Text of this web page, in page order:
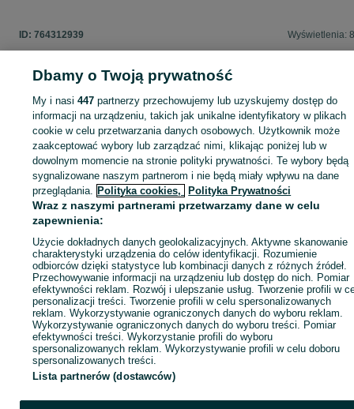
ID: 764312939 Wyświetlenia:
Zaloguj się lub załóż konto na OLX, aby skontaktować się z
sprzedającym
Zaloguj się / Załóż konto
Kup
Dbamy o Twoją prywatność
My i nasi447 partnerzy przechowujemy lub uzyskujemy dostęp do
informacji na urządzeniu, takich jak unikalne identyfikatory w plikach
cookie w celu przetwarzania danych osobowych. Użytkownik może
zaakceptować wybory lub zarządzać nimi, klikając poniżej lub w
dowolnym momencie na stronie polityki prywatności. Te wybory będą
sygnalizowane naszym partnerom i nie będą miały wpływu na dane
przeglądania. Polityka cookies, Polityka Prywatności
Wraz z naszymi partnerami przetwarzamy dane w celu
zapewnienia:
Użycie dokładnych danych geolokalizacyjnych. Aktywne skanowanie
charakterystyki urządzenia do celów identyfikacji. Rozumienie
odbiorców dzięki statystyce lub kombinacji danych z różnych źródeł.
Przechowywanie informacji na urządzeniu lub dostęp do nich. Pomiar
efektywności reklam. Rozwój i ulepszanie usług. Tworzenie profili w
personalizacji treści. Tworzenie profili w celu spersonalizowanych
reklam. Wykorzystywanie ograniczonych danych do wyboru reklam.
Wykorzystywanie ograniczonych danych do wyboru treści. Pomiar
efektywności treści. Wykorzystanie profili do wyboru
spersonalizowanych reklam. Wykorzystywanie profili w celu doboru
spersonalizowanych treści.
Lista partnerów (dostawców)